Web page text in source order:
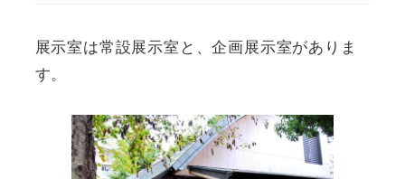
展示室は常設展示室と、企画展示室がありま
す。